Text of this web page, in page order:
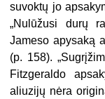
suvoktų jo
„Nulūžusi durų
Jameso apysaką
(p. 158).
Fitzgeraldo
aliuzijų nėra